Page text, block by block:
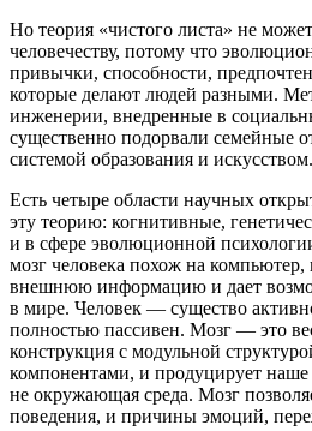
Но теория «чистого листа» не
человечеству, потому что
привычки, способности,
которые делают людей разными.
инженерии, внедренные в
существенно подорвали семейные
системой образования и искусством.
Есть четыре области научных
эту теорию: когнитивные,
и в сфере эволюционной
мозг человека похож на компьютер,
внешнюю информацию и дает
в мире. Человек — существо
полностью пассивен. Мозг — это
конструкция с модульной
компонентами, и продуцирует
не окружающая среда. Мозг
поведения, и причины эмоций,